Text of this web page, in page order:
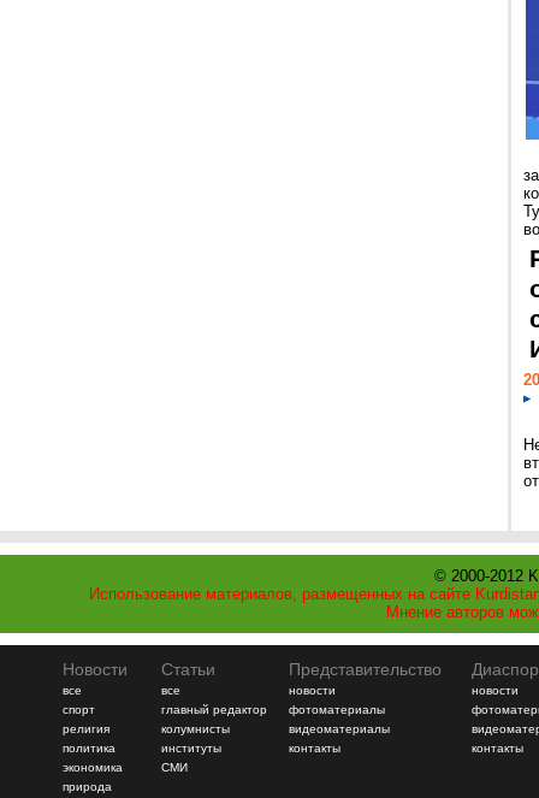
© 2000-2012
Использование материалов, размещенных на сайте
Мнение авторов
Новости
все
спорт
религия
политика
экономика
природа
Статьи
все
главный редактор
колумнисты
институты
СМИ
Представительство
новости
фотоматериалы
видеоматериалы
контакты
новости
контакты